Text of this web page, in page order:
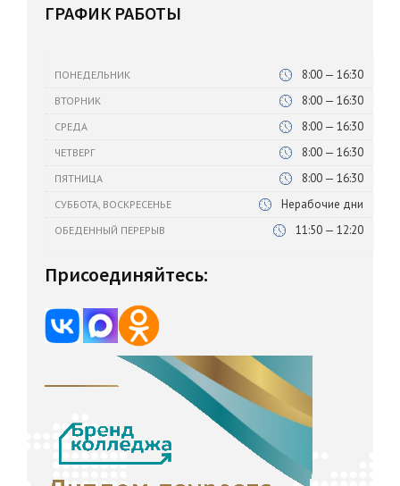
ГРАФИК РАБОТЫ
ПОНЕДЕЛЬНИК 8:00 — 16:30
ВТОРНИК 8:00 — 16:30
СРЕДА 8:00 — 16:30
ЧЕТВЕРГ 8:00 — 16:30
ПЯТНИЦА 8:00 — 16:30
СУББОТА, ВОСКРЕСЕНЬЕ Нерабочие дни
ОБЕДЕННЫЙ ПЕРЕРЫВ 11:50 — 12:20
Присоединяйтесь: